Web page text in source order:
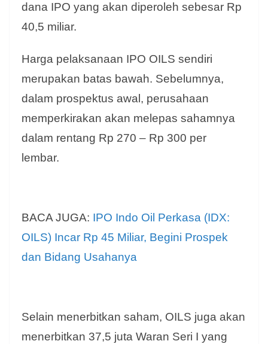
dana IPO yang akan diperoleh sebesar Rp
40,5 miliar.
Harga pelaksanaan IPO OILS sendiri
merupakan batas bawah. Sebelumnya,
dalam prospektus awal, perusahaan
memperkirakan akan melepas sahamnya
dalam rentang Rp 270 – Rp 300 per
lembar.
BACA JUGA: IPO Indo Oil Perkasa (IDX:
OILS) Incar Rp 45 Miliar, Begini Prospek
dan Bidang Usahanya
Selain menerbitkan saham, OILS juga akan
menerbitkan 37,5 juta Waran Seri I yang